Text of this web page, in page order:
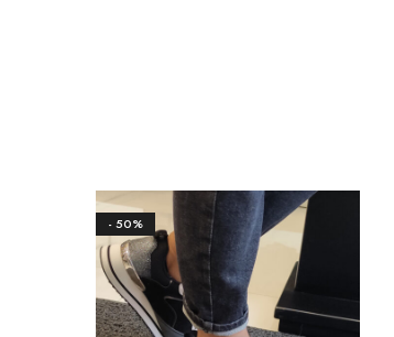
- 50%